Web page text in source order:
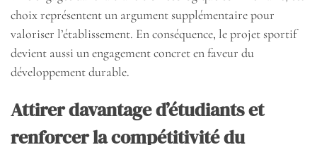
choix représentent un argument supplémentaire pour
valoriser l’établissement. En conséquence, le projet sportif
devient aussi un engagement concret en faveur du
développement durable.
Attirer davantage d’étudiants et
renforcer la compétitivité du